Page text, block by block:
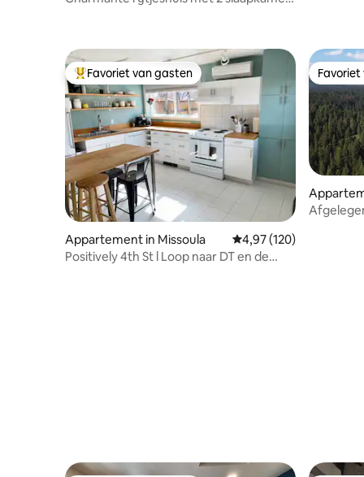
Topfavoriet van gasten
Favoriet van gasten
Appartement in Missoula Gemiddelde
4,97 (120)
Positively 4th St l Loop naar DT en de